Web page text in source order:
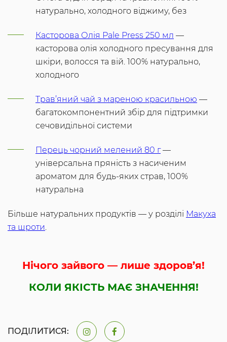
натурально, холодного віджиму, без
Касторова Олія Pale Press 250 мл —
касторова олія холодного пресування для
шкіри, волосся та вій. 100% натурально,
холодного
Трав’яний чай з мареною красильною —
багатокомпонентний збір для підтримки
сечовидільної системи
Перець чорний мелений 80 г—
універсальна пряність з насиченим
ароматом для будь-яких страв, 100%
натуральна
Більше натуральних продуктів — у розділі Макуха
та шроти.
Нічого зайвого — лише здоров’я!
КОЛИ ЯКІСТЬ МАЄ ЗНАЧЕННЯ!
ПОДІЛИТИСЯ: